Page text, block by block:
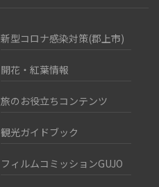
新型コロナ感染対策(郡上市)
開花・紅葉情報
旅のお役立ちコンテンツ
観光ガイドブック
フィルムコミッションGUJO